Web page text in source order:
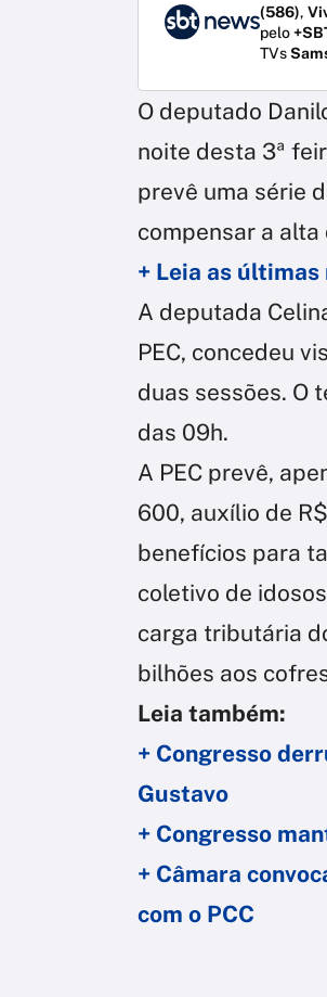
(586),
pelo
TVs
O deputado
noite desta 3ª
prevê uma série
compensar a
+ Leia as
A deputada
PEC, concedeu
duas sessões. O
das 09h.
A PEC prevê,
600, auxílio de
benefícios para
coletivo de
carga tributária
bilhões aos
Leia também:
+ Congresso
Gustavo
+ Congresso
+ Câmara
com o PCC